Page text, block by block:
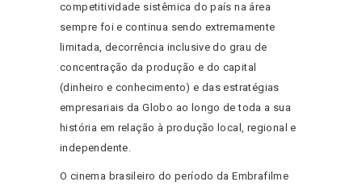
competitividade sistêmica do país na área
sempre foi e continua sendo extremamente
limitada, decorrência inclusive do grau de
concentração da produção e do capital
(dinheiro e conhecimento) e das estratégias
empresariais da Globo ao longo de toda a sua
história em relação à produção local, regional e
independente.
O cinema brasileiro do período da Embrafilme